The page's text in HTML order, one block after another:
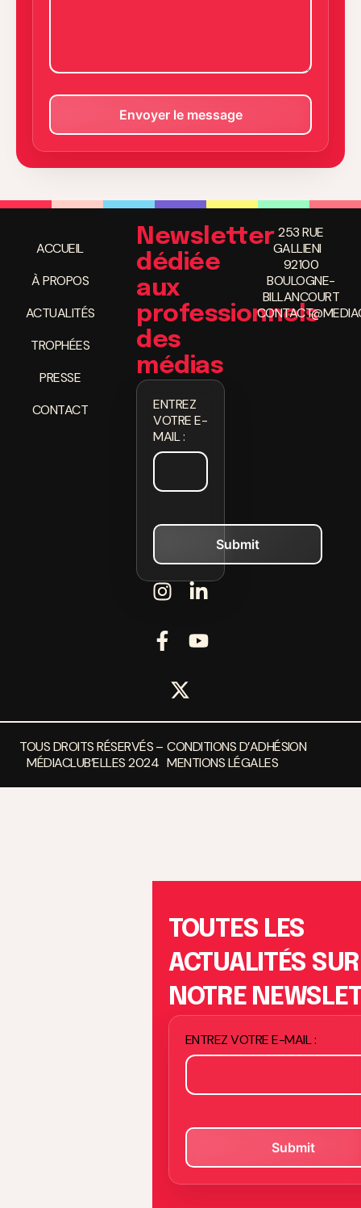
ACCUEIL
À PROPOS
ACTUALITÉS
TROPHÉES
PRESSE
CONTACT
Newsletter
dédiée
aux
professionnels
des
médias
ENTREZ
VOTRE E-
MAIL :
253 RUE
GALLIENI
92100
BOULOGNE-
BILLANCOURT
TOUS DROITS RÉSERVÉS –
MÉDIACLUB’ELLES 2024
CONDITIONS D’ADHÉSION
MENTIONS LÉGALES
TOUTES LES
ACTUALITÉS SUR
NOTRE
ENTREZ VOTRE E-MAIL :